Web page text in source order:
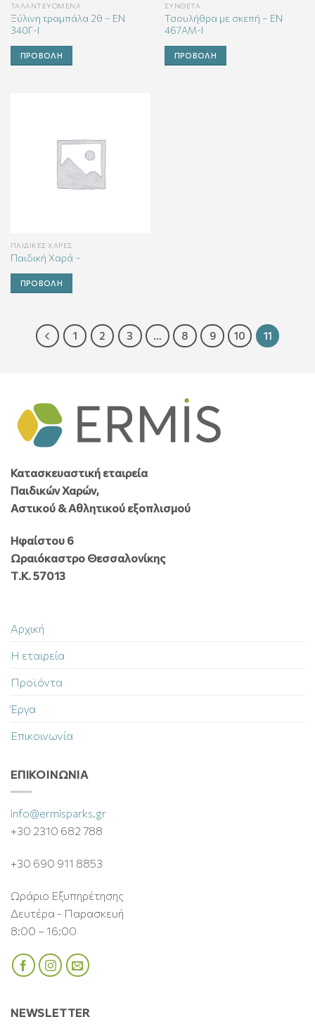
ΤΑΛΑΝΤΕΥΌΜΕΝΑ
Ξύλινη τραμπάλα 2θ – ΕΝ
340Γ-Ι
ΠΡΟΒΟΛΉ
ΣΎΝΘΕΤΑ
Τσουλήθρα με σκεπή – ΕΝ
467ΑΜ-Ι
ΠΡΟΒΟΛΉ
ΠΑΙΔΙΚΈΣ ΧΑΡΈΣ
Παιδική Χαρά –
ΠΡΟΒΟΛΉ
1 2 3 … 8 9 10 11
Κατασκευαστική εταιρεία
Παιδικών Χαρών,
Αστικού & Αθλητικού εξοπλισμού
Ηφαίστου 6
Ωραιόκαστρο Θεσσαλονίκης
Τ.Κ. 57013
Αρχική
Η εταιρεία
Προϊόντα
Έργα
Επικοινωνία
ΕΠΙΚΟΙΝΩΝΊΑ
info@ermisparks.gr
+30 2310 682 788
+30 690 911 8853
Ωράριο Εξυπηρέτησης
Δευτέρα - Παρασκευή
8:00 – 16:00
NEWSLETTER